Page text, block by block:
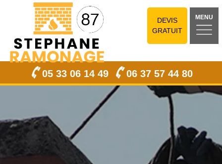
DEVIS
GRATUIT
MENU
05 33 06 14 49 06 37 57 44 80